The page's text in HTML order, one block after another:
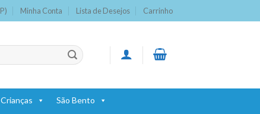
Minha Conta Lista de Desejos Carrinho
São Bento